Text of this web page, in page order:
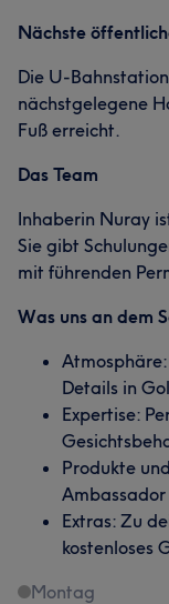
Nächste
Die U-
nächstgelegene
Fuß erreicht.
Das Team
Inhaberin Nuray
Sie gibt
mit führenden
Was uns an dem
Details in
Expertise:
Produkte
Extras: Zu
kostenloses
Montag